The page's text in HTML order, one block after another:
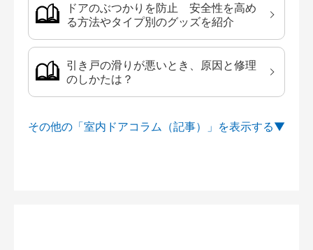
ドアのぶつかりを防止 安全性を高め
る方法やタイプ別のグッズを紹介
引き戸の滑りが悪いとき、原因と修理
のしかたは？
その他の「室内ドアコラム（記事）」を